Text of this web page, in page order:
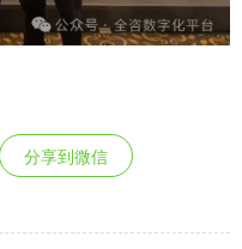
分享到微信